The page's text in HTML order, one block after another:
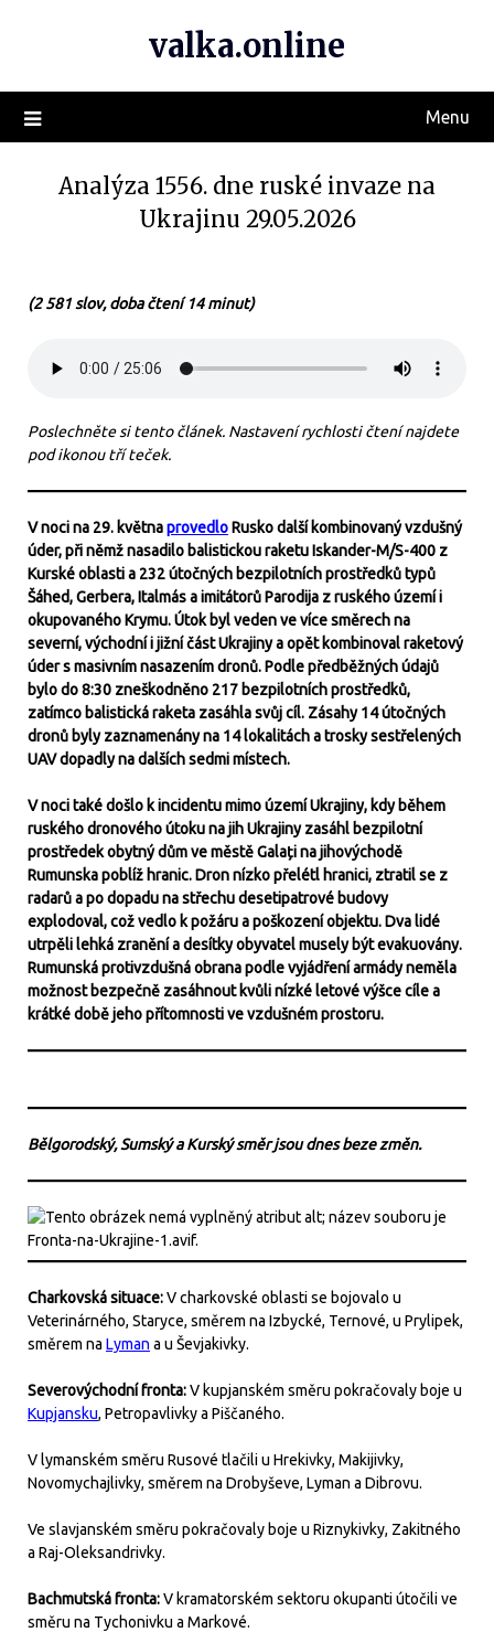
valka.online
Menu
Analýza 1556. dne ruské invaze na
Ukrajinu 29.05.2026
(2 581 slov, doba čtení 14 minut)
Poslechněte si tento článek. Nastavení rychlosti čtení najdete
pod ikonou tří teček.
V noci na 29. květnaprovedloRusko další kombinovaný vzdušný
úder, při němž nasadilo balistickou raketu Iskander-M/S-400 z
Kurské oblasti a 232 útočných bezpilotních prostředků typů
Šáhed, Gerbera, Italmás a imitátorů Parodija z ruského území i
okupovaného Krymu. Útok byl veden ve více směrech na
severní, východní i jižní část Ukrajiny a opět kombinoval raketový
úder s masivním nasazením dronů. Podle předběžných údajů
bylo do 8:30 zneškodněno 217 bezpilotních prostředků,
zatímco balistická raketa zasáhla svůj cíl. Zásahy 14 útočných
dronů byly zaznamenány na 14 lokalitách a trosky sestřelených
UAV dopadly na dalších sedmi místech.
V noci také došlo k incidentu mimo území Ukrajiny, kdy během
ruského dronového útoku na jih Ukrajiny zasáhl bezpilotní
prostředek obytný dům ve městě Galați na jihovýchodě
Rumunska poblíž hranic. Dron nízko přelétl hranici, ztratil se z
radarů a po dopadu na střechu desetipatrové budovy
explodoval, což vedlo k požáru a poškození objektu. Dva lidé
utrpěli lehká zranění a desítky obyvatel musely být evakuovány.
Rumunská protivzdušná obrana podle vyjádření armády neměla
možnost bezpečně zasáhnout kvůli nízké letové výšce cíle a
krátké době jeho přítomnosti ve vzdušném prostoru.
Bělgorodský, Sumský a Kurský směr jsou dnes beze změn.
Charkovská situace:V charkovské oblasti se bojovalo u
Veterinárného, Staryce, směrem na Izbycké, Ternové, u Prylipek,
směrem na Lyman a u Ševjakivky.
Severovýchodní fronta:V kupjanském směru pokračovaly boje u
Kupjansku, Petropavlivky a Piščaného.
V lymanském směru Rusové tlačili u Hrekivky, Makijivky,
Novomychajlivky, směrem na Drobyševe, Lyman a Dibrovu.
Ve slavjanském směru pokračovaly boje u Riznykivky, Zakitného
a Raj-Oleksandrivky.
Bachmutská fronta:V kramatorském sektoru okupanti útočili ve
směru na Tychonivku a Markové.